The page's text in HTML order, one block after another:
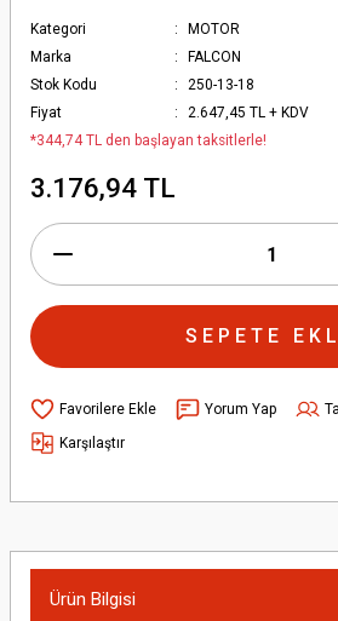
Kategori
MOTOR
Marka
FALCON
Stok Kodu
250-13-18
Fiyat
2.647,45 TL + KDV
*344,74 TL den başlayan taksitlerle!
3.176,94 TL
SEPETE
Yorum Yap
Karşılaştır
Ürün Bilgisi